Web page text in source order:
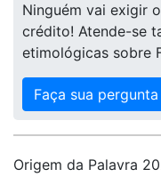
Ninguém vai exigir
crédito! Atende-se
etimológicas sobre
Faça sua pergunta
Origem da Palavra